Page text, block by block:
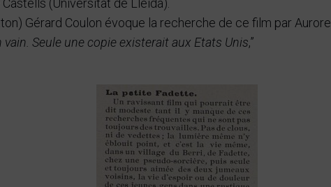
(Universitat de Lleida).
Gérard Coulon évoque la recherche de ce film par Aurore
vain. Seule une copie existerait aux Etats Unis,”